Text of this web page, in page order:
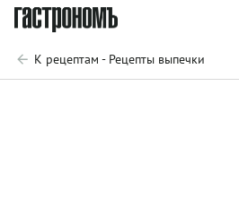
К рецептам - Рецепты выпечки